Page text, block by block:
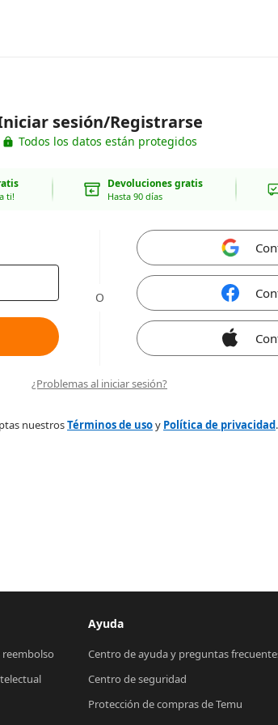
sesión/Registrarse
Todos los datos están protegidos
ti!
Devoluciones gratis
Hasta 90 días
O
¿Problemas al iniciar sesión?
nuestrosTérminos de usoy Política de privacidad.
Ayuda
Centro de ayuda y preguntas
Centro de seguridad
Protección de compras de Temu